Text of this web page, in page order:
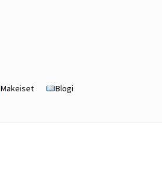
Makeiset Blogi